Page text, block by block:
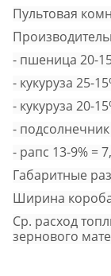
Пультовая
- пшеница 20-
- кукуруза 25-
- кукуруза 20-
- подсолнечник
- рапс 13-9% =
Габаритные
Ширина
Ср. расход
зернового